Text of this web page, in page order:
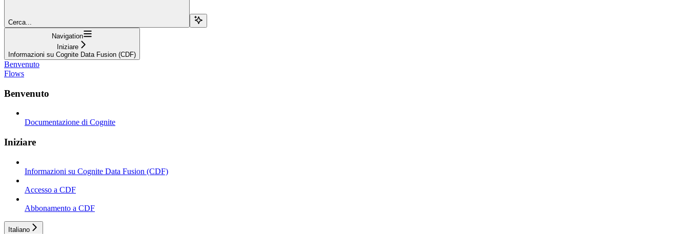
Cerca...
Navigation
Iniziare
Informazioni su Cognite Data Fusion (CDF)
Benvenuto
Flows
Benvenuto
Documentazione di Cognite
Iniziare
Informazioni su Cognite Data Fusion (CDF)
Accesso a CDF
Abbonamento a CDF
Italiano